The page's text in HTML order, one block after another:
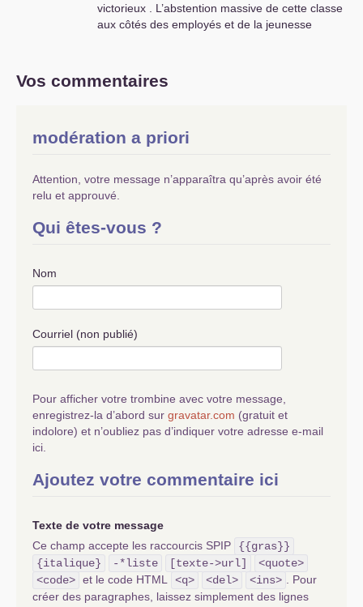
victorieux . L’abstention massive de cette classe
aux côtés des employés et de la jeunesse
se mettre en action permanente pour supprimer
la société capitaliste en fin de logique historique
Vos commentaires
modération a priori
Attention, votre message n’apparaîtra qu’après avoir été
relu et approuvé.
Qui êtes-vous ?
Nom
Courriel (non publié)
Pour afficher votre trombine avec votre message,
enregistrez-la d’abord sur gravatar.com (gratuit et
indolore) et n’oubliez pas d’indiquer votre adresse e-mail
ici.
Ajoutez votre commentaire ici
Texte de votre message
Ce champ accepte les raccourcis SPIP
{{gras}}
{italique}
-*liste [texte->url]
<quote>
<code> et le code HTML <q> <del> <ins> . Pour
créer des paragraphes, laissez simplement des lignes